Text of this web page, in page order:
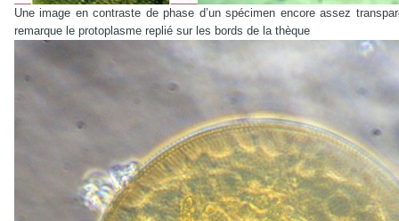
Une image en contraste de phase d’un spécimen encore assez
remarque le protoplasme replié sur les bords de la thèque